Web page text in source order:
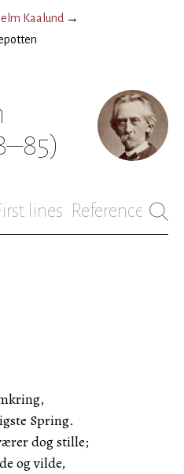
Kaalund →
lines References
Spring.
dog stille;
og vilde,